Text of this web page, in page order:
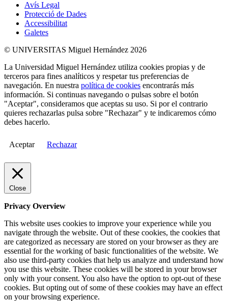
Avís Legal
Protecció de Dades
Accessibilitat
Galetes
© UNIVERSITAS Miguel Hernández 2026
La Universidad Miguel Hernández utiliza cookies propias y de
terceros para fines analíticos y respetar tus preferencias de
navegación. En nuestra política de cookies encontrarás más
información. Si continuas navegando o pulsas sobre el botón
"Aceptar", consideramos que aceptas su uso. Si por el contrario
quieres rechazarlas pulsa sobre "Rechazar" y te indicaremos cómo
debes hacerlo.
Aceptar Rechazar
Close
Privacy Overview
This website uses cookies to improve your experience while you
navigate through the website. Out of these cookies, the cookies that
are categorized as necessary are stored on your browser as they are
essential for the working of basic functionalities of the website. We
also use third-party cookies that help us analyze and understand how
you use this website. These cookies will be stored in your browser
only with your consent. You also have the option to opt-out of these
cookies. But opting out of some of these cookies may have an effect
on your browsing experience.